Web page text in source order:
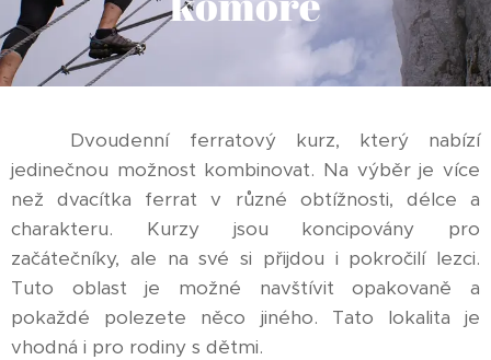
Dvoudenní ferratový kurz, který nabízí
jedinečnou možnost kombinovat. Na výběr je více
než dvacítka ferrat v různé obtížnosti, délce a
charakteru. Kurzy jsou koncipovány pro
začátečníky, ale na své si přijdou i pokročilí lezci.
Tuto oblast je možné navštívit opakovaně a
pokaždé polezete něco jiného. Tato lokalita je
vhodná i pro rodiny s dětmi.